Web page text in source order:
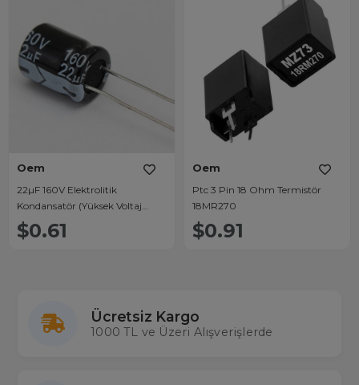
Oem
22µF 160V Elektrolitik
Kondansatör (Yüksek Voltaj
Dayanımlı)
$0.61
Oem
Ptc 3 Pin 18 Ohm Termistör
18MR270
$0.91
Ücretsiz Kargo
1000 TL ve Üzeri Alışverişlerde